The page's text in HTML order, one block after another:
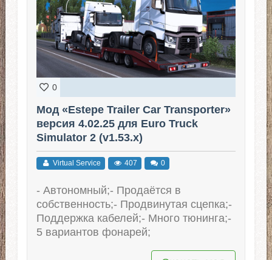
0
Мод «Estepe Trailer Car Transporter»
версия 4.02.25 для Euro Truck
Simulator 2 (v1.53.x)
Virtual Service 407 0
- Автономный;- Продаётся в
собственность;- Продвинутая сцепка;-
Поддержка кабелей;- Много тюнинга;-
5 вариантов фонарей;